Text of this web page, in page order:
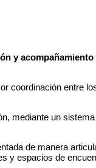
y
coordinación entre
mediante un
de manera
y espacios de